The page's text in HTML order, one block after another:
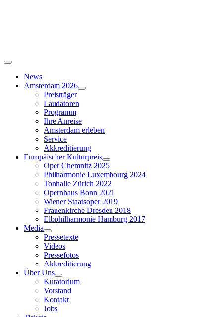
Toggle
NavigationNews
Amsterdam 2026
Preisträger
Laudatoren
Programm
Ihre Anreise
Amsterdam erleben
Service
Akkreditierung
Europäischer Kulturpreis
Oper Chemnitz 2025
Philharmonie Luxembourg 2024
Tonhalle Zürich 2022
Opernhaus Bonn 2021
Wiener Staatsoper 2019
Frauenkirche Dresden 2018
Elbphilharmonie Hamburg 2017
Media
Pressetexte
Videos
Pressefotos
Akkreditierung
Über Uns
Kuratorium
Vorstand
Kontakt
Jobs